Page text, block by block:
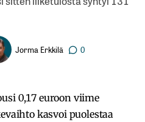
Jorma Erkkilä 0
0,17 euroon viime
kasvoi puolestaa